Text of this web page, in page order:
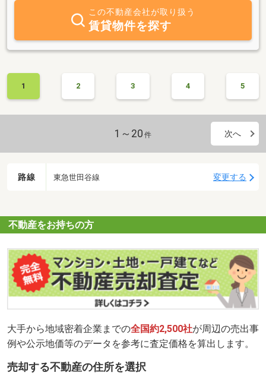
この不動産会社が取り扱う
賃貸物件を探す
1 2 3 4 5
1～20 件 次へ
路線 東急世田谷線 変更する
不動産をお持ちの方
大手から地域密着企業までの全国約2,500社が周辺の売出事
例や公示地価等のデータを参考に査定価格を算出します。
売却する不動産の住所を選択